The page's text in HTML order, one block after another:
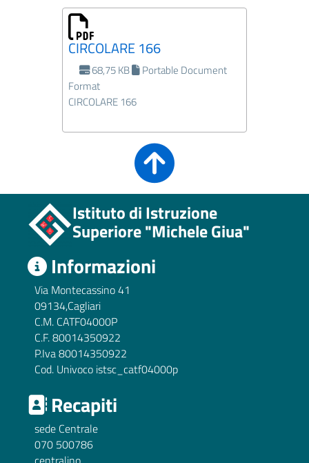
CIRCOLARE 166
68,75 KB
Portable Document
Format
CIRCOLARE 166
Istituto di Istruzione
Superiore "Michele Giua"
Informazioni
Via Montecassino 41
09134,Cagliari
C.M. CATF04000P
C.F. 80014350922
P.Iva 80014350922
Cod. Univoco istsc_catf04000p
Recapiti
sede Centrale
070 500786